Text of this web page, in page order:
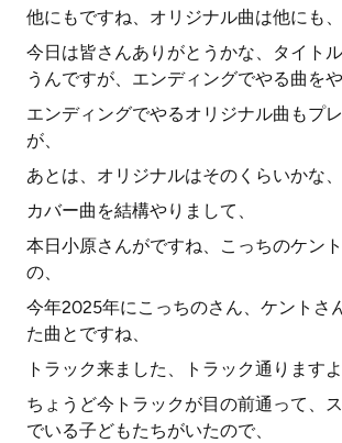
他にもですね、オリジナル曲は他にも、
今日は皆さんありがとうかな、タイト
うんですが、エンディングでやる曲をや
エンディングでやるオリジナル曲もプ
が、
あとは、オリジナルはそのくらいかな、
カバー曲を結構やりまして、
本日小原さんがですね、こっちのケン
の、
今年2025年にこっちのさん、ケントさ
た曲とですね、
トラック来ました、トラック通りますよ
ちょうど今トラックが目の前通って、
でいる子どもたちがいたので、